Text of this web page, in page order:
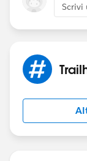
Scrivi